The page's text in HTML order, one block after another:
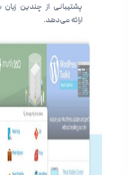
پشتیبانی از چندین زبان
ارائه می‌دهد.